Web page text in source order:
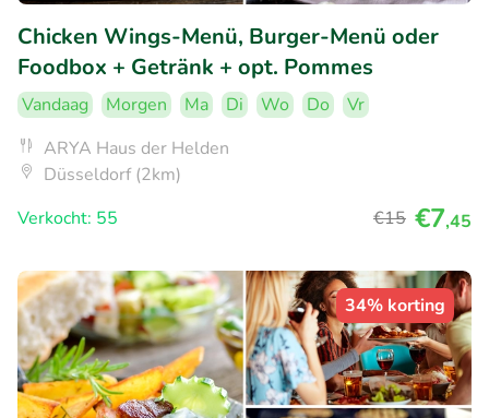
Chicken Wings-Menü, Burger-Menü oder
Foodbox + Getränk + opt. Pommes
Vandaag Morgen Ma Di Wo Do
Vr
ARYA Haus der Helden
Düsseldorf (2km)
Verkocht: 55
€15 €7,45
34% korting